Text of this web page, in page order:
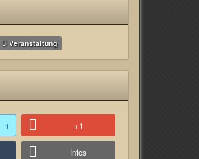
Veranstaltung
-1 +1
Infos